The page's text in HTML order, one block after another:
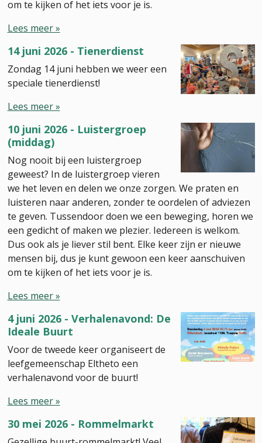
om te kijken of het iets voor je is.
Lees meer »
14 juni 2026 - Tienerdienst
Zondag 14 juni hebben we weer een
speciale tienerdienst!
Lees meer »
10 juni 2026 - Luistergroep
(middag)
Nog nooit bij een luistergroep
geweest? In de luistergroep vieren
we het leven en delen we onze zorgen. We praten en
luisteren naar anderen, zonder te oordelen of adviezen
te geven. Tussendoor doen we een beweging, horen we
een gedicht of maken we plezier. Iedereen is welkom.
Dus ook als je liever stil bent. Elke keer zijn er nieuwe
mensen bij, dus je kunt gewoon een keer aanschuiven
om te kijken of het iets voor je is.
Lees meer »
4 juni 2026 - Verhalenavond: De
Ideale Buurt
Voor de tweede keer organiseert de
leefgemeenschap Eltheto een
verhalenavond voor de buurt!
Lees meer »
30 mei 2026 - Rommelmarkt